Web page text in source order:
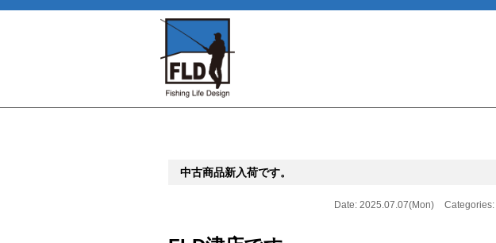
中古商品新入荷です。
Date: 2025.07.07(Mon) Categories: